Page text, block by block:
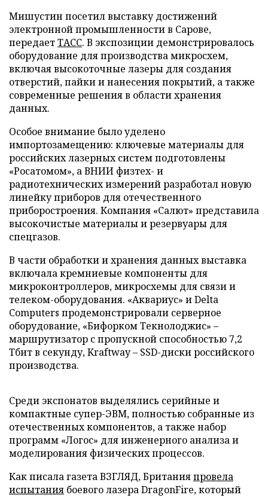
Мишустин посетил выставку достижений
электронной промышленности в Сарове,
передаетТАСС. В экспозиции демонстрировалось
оборудование для производства микросхем,
включая высокоточные лазеры для создания
отверстий, пайки и нанесения покрытий, а также
современные решения в области хранения
данных.
Особое внимание было уделено
импортозамещению: ключевые материалы для
российских лазерных систем подготовлены
«Росатомом», а ВНИИ физтех- и
радиотехнических измерений разработал новую
линейку приборов для отечественного
приборостроения. Компания «Салют» представила
высокочистые материалы и резервуары для
спецгазов.
В части обработки и хранения данных выставка
включала кремниевые компоненты для
микроконтроллеров, микросхемы для связи и
телеком-оборудования. «Аквариус» и Delta
Computers продемонстрировали серверное
оборудование, «Бифорком Текнолоджис» –
маршрутизатор с пропускной способностью 7,2
Тбит в секунду, Kraftway – SSD-диски российского
производства.
Среди экспонатов выделялись серийные и
компактные супер-ЭВМ, полностью собранные из
отечественных компонентов, а также набор
программ «Логос» для инженерного анализа и
моделирования физических процессов.
Как писала газета ВЗГЛЯД, Британияпровела
испытания боевого лазера DragonFire, который